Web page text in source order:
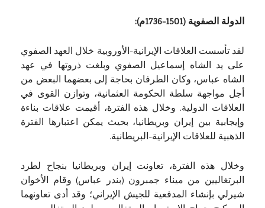
الدولة الصفوية (1501-1736م):
لقد تأسست العلاقات الإيرانية-الأوروبية خلال العهد الصفوي
على يد الشاه إسماعيل الصفوي وبلغت ذروتها في عهد
الشاه عباس، وكان الطرفان بحاجة إلى بعضهما البعض من
أجل مواجهة سلطة الحكومة العثمانية، وتوازن القوى في
العلاقات الدولية. وخلال هذه الفترة، أقيمت علاقات بناءة
وإيجابية بين إيران وبريطانيا، بحيث يمكن اعتبارها الفترة
الذهبية للعلاقات الإيرانية-البريطانية.
وخلال هذه الفترة، تعاونت إيران وبريطانيا بنجاح لطرد
البرتغاليين من ميناء جمبرون (بندر عباس) وقام الأخوان
شيرلي بإنشاء المدفعية للجيش الإيراني؛ وقد أدى تعاونهما